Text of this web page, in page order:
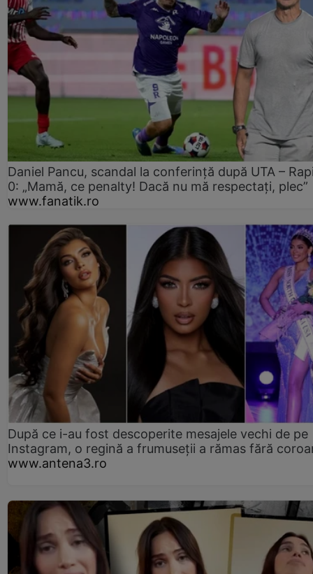
Daniel Pancu, scandal la conferință după UTA –
0: „Mamă, ce penalty! Dacă nu mă respectați, plec”
www.fanatik.ro
După ce i-au fost descoperite mesajele vechi de pe
Instagram, o regină a frumuseții a rămas fără
www.antena3.ro